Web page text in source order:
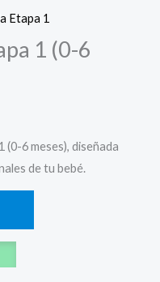
Etapa 1
1 (0-6
6 meses), diseñada
de tu bebé.